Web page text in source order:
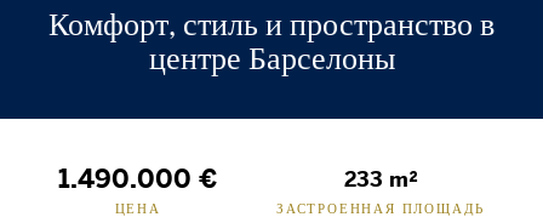
Комфорт, стиль и пространство в
центре Барселоны
1.490.000 €
ЦЕНА
233 m²
ЗАСТРОЕННАЯ ПЛОЩАДЬ